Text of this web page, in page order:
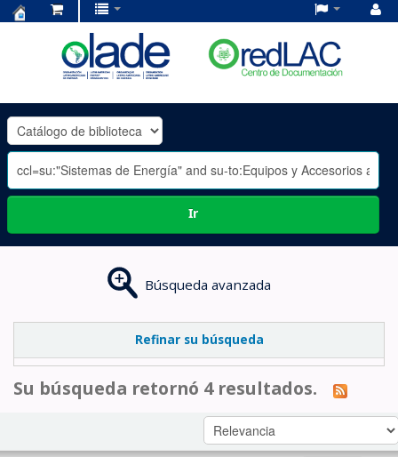
OLADE
-
Ir
Búsqueda avanzada
Refinar su búsqueda
Su búsqueda retornó 4 resultados.